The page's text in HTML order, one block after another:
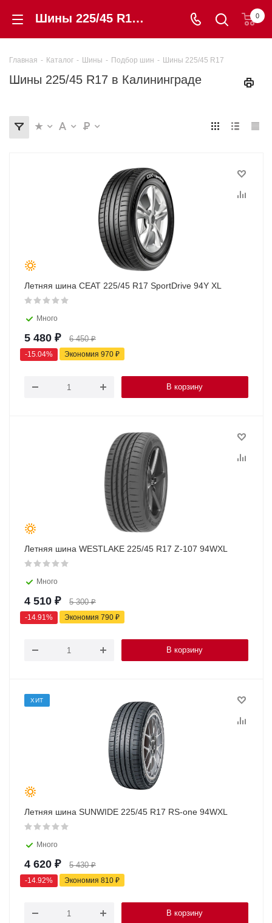
Шины 225/45 R17 купить в этом размере в Калининграде от 4 240 ₽. Гарантия, цены, отзывы | «Шинторг» 0
Главная - Каталог - Шины - Подбор шин - Шины 225/45 R17
Шины 225/45 R17 в Калининграде
Летняя шина CEAT 225/45 R17 SportDrive 94Y XL
Много
5 480 ₽ 6 450₽
-15.04% Экономия 970 ₽
В корзину
Летняя шина WESTLAKE 225/45 R17 Z-107 94WXL
Много
4 510 ₽ 5 300₽
-14.91% Экономия 790 ₽
В корзину
ХИТ
Летняя шина SUNWIDE 225/45 R17 RS-one 94WXL
Много
4 620 ₽ 5 430₽
-14.92% Экономия 810 ₽
В корзину